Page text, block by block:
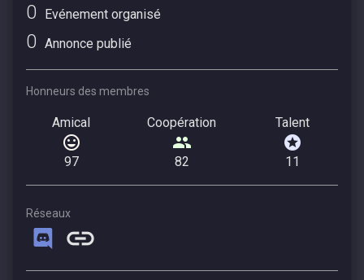
0 Evénement organisé
0 Annonce publié
Honneurs des membres
Amical
97
Coopération
82
Talent
11
Réseaux